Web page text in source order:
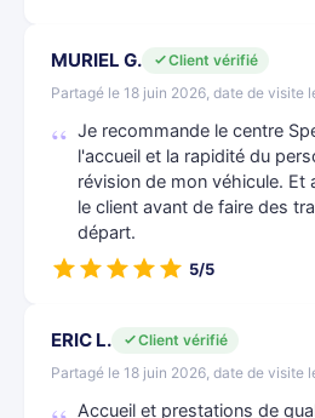
MURIEL G.
Client vérifié
Partagé le 18 juin 2026, date de visite
Je recommande le centre
l'accueil et la rapidité du
révision de mon véhicule. Et
le client avant de faire des
départ.
5/5
ERIC L.
Client vérifié
Partagé le 18 juin 2026, date de visite
Accueil et prestations de